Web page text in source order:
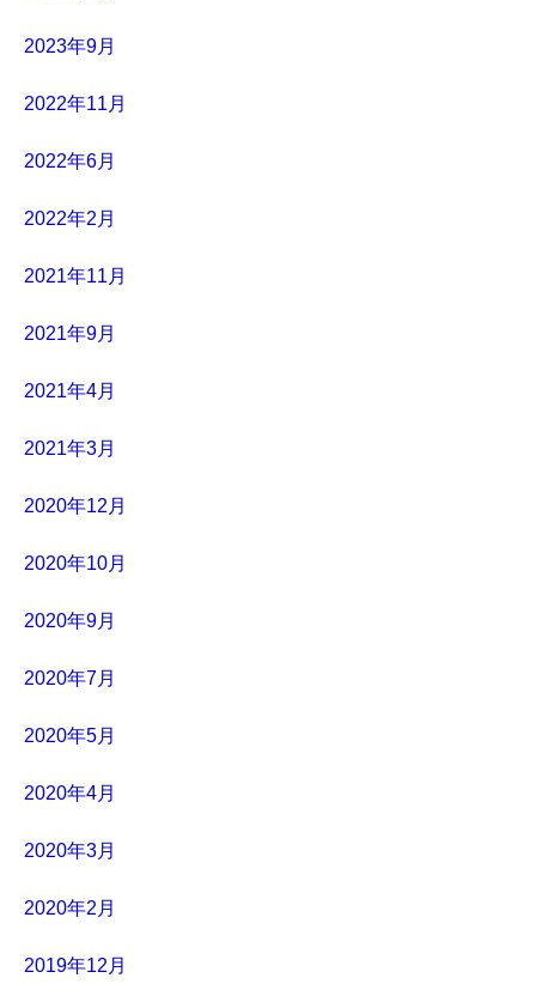
2023年9月
2022年11月
2022年6月
2022年2月
2021年11月
2021年9月
2021年4月
2021年3月
2020年12月
2020年10月
2020年9月
2020年7月
2020年5月
2020年4月
2020年3月
2020年2月
2019年12月